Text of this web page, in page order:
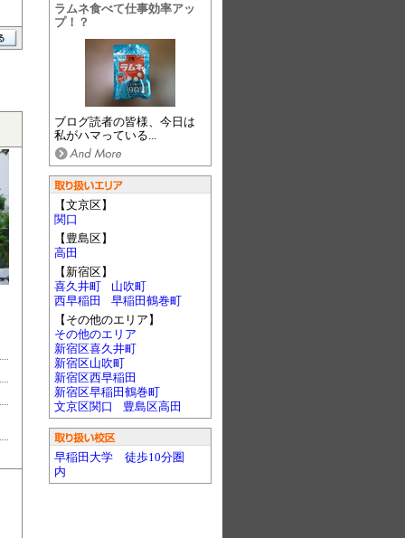
ラムネ食べて仕事効率アッ
プ！？
ブログ読者の皆様、今日は
私がハマっている...
【文京区】
関口
【豊島区】
高田
【新宿区】
喜久井町
山吹町
西早稲田
早稲田鶴巻町
【その他のエリア】
その他のエリア
新宿区喜久井町
新宿区山吹町
新宿区西早稲田
新宿区早稲田鶴巻町
文京区関口
豊島区高田
早稲田大学 徒歩10分圏
内